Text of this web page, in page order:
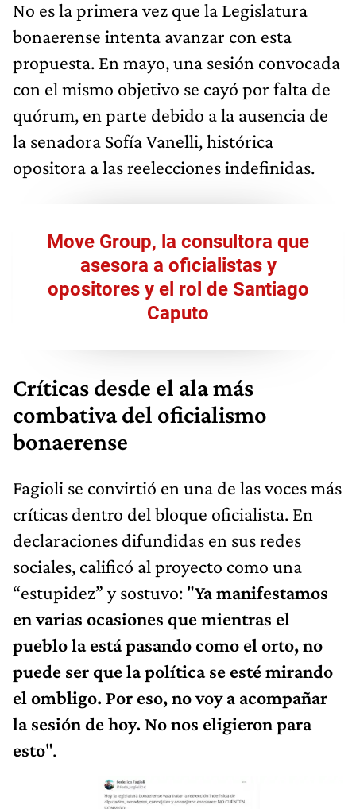
No es la primera vez que la Legislatura
bonaerense intenta avanzar con esta
propuesta. En mayo, una sesión convocada
con el mismo objetivo se cayó por falta de
quórum, en parte debido a la ausencia de
la senadora Sofía Vanelli, histórica
opositora a las reelecciones indefinidas.
Move Group, la consultora que
asesora a oficialistas y
opositores y el rol de Santiago
Caputo
Críticas desde el ala más
combativa del oficialismo
bonaerense
Fagioli se convirtió en una de las voces más
críticas dentro del bloque oficialista. En
declaraciones difundidas en sus redes
sociales, calificó al proyecto como una
“estupidez” y sostuvo: "Ya manifestamos
en varias ocasiones que mientras el
pueblo la está pasando como el orto, no
puede ser que la política se esté mirando
el ombligo. Por eso, no voy a acompañar
la sesión de hoy. No nos eligieron para
esto".